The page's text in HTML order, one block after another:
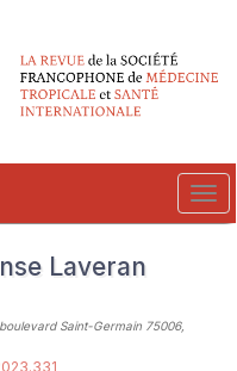
Laveran
Saint-Germain 75006,